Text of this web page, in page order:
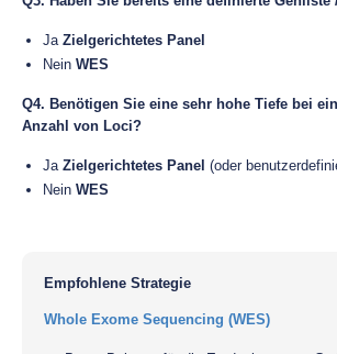
Ja Zielgerichtetes Panel
Nein WES
Q4. Benötigen Sie eine sehr hohe Tiefe bei
Anzahl von Loci?
Ja Zielgerichtetes Panel (oder
Nein WES
Empfohlene Strategie
Whole Exome Sequencing (WES)